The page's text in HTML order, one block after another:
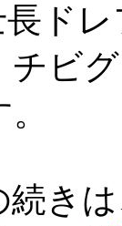
ドレ
チビ
き